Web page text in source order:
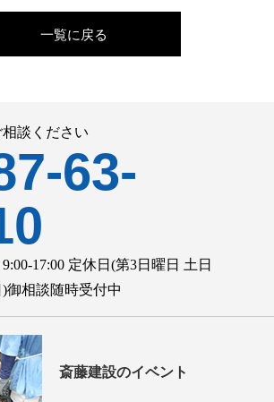
一覧に戻る
談ください
63-
17:00 定休日(第3日曜日 土日
御相談随時受付中
斎藤建設のイベント